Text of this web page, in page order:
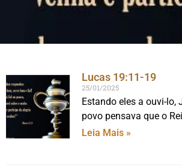
Lucas 19:11-19
25/01/2025
Estando eles a ouvi-lo,
povo pensava que o
Leia Mais »